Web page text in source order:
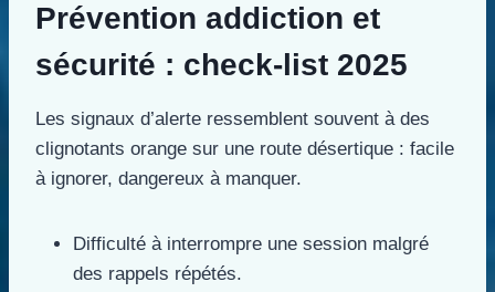
Prévention addiction et
sécurité : check-list 2025
Les signaux d’alerte ressemblent souvent à des
clignotants orange sur une route désertique : facile
à ignorer, dangereux à manquer.
Difficulté à interrompre une session malgré
des rappels répétés.